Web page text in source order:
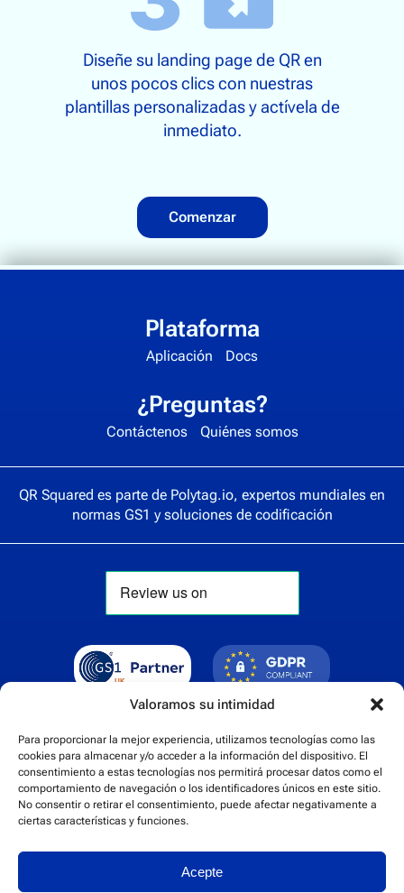
Valoramos su intimidad
Para proporcionar la mejor experiencia, utilizamos tecnologías como las
cookies para almacenar y/o acceder a la información del dispositivo. El
consentimiento a estas tecnologías nos permitirá procesar datos como el
comportamiento de navegación o los identificadores únicos en este sitio.
No consentir o retirar el consentimiento, puede afectar negativamente a
ciertas características y funciones.
Acepte
Diseñe su landing page de QR en
unos pocos clics con nuestras
plantillas personalizadas y actívela de
inmediato.
Comenzar
Plataforma
Aplicación Docs
¿Preguntas?
Contáctenos Quiénes somos
QR Squared es parte de Polytag.io, expertos mundiales en
normas GS1 y soluciones de codificación
Cert No. 24840